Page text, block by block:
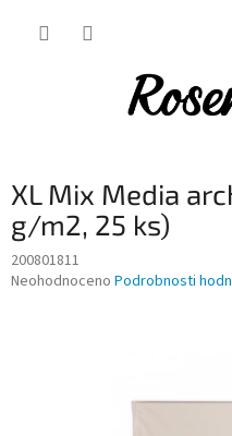
XL Mix Media
g/m2, 25 ks)
200801811
Průměrné
Neohodnoceno Podrobnosti